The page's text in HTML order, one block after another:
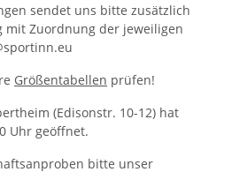
sendet uns bitte zusätzlich
mit Zuordnung der jeweiligen
Größentabellen prüfen!
(Edisonstr. 10-12) hat
Uhr geöffnet.
bitte unser